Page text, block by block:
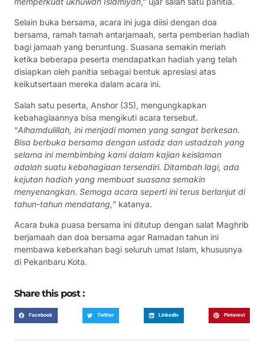
Selain buka bersama, acara ini juga diisi dengan doa
bersama, ramah tamah antarjamaah, serta pemberian hadiah
bagi jamaah yang beruntung. Suasana semakin meriah
ketika beberapa peserta mendapatkan hadiah yang telah
disiapkan oleh panitia sebagai bentuk apresiasi atas
keikutsertaan mereka dalam acara ini.
Salah satu peserta, Anshor (35), mengungkapkan
kebahagiaannya bisa mengikuti acara tersebut.
“Alhamdulillah, ini menjadi momen yang sangat berkesan.
Bisa berbuka bersama dengan ustadz dan ustadzah yang
selama ini membimbing kami dalam kajian keislaman
adalah suatu kebahagiaan tersendiri. Ditambah lagi, ada
kejutan hadiah yang membuat suasana semakin
menyenangkan. Semoga acara seperti ini terus berlanjut di
tahun-tahun mendatang,” katanya.
Acara buka puasa bersama ini ditutup dengan salat Maghrib
berjamaah dan doa bersama agar Ramadan tahun ini
membawa keberkahan bagi seluruh umat Islam, khususnya
di Pekanbaru Kota.
Share this post :
Facebook Twitter LinkedIn Pinterest